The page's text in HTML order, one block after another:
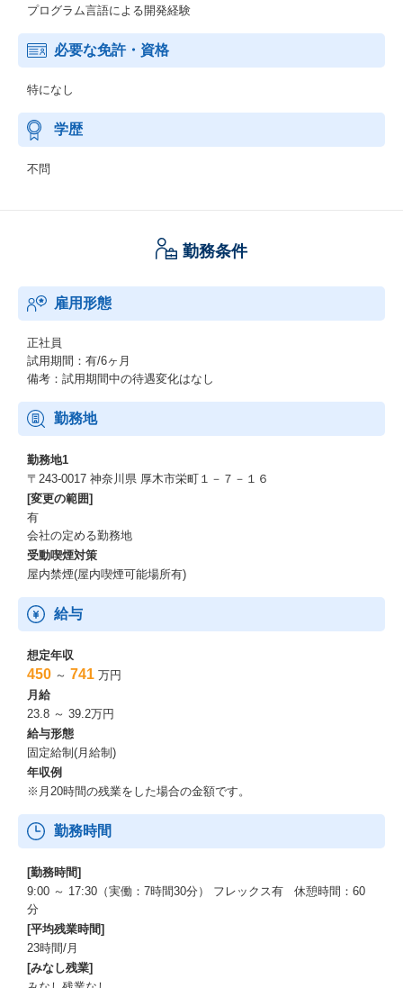
プログラム言語による開発経験
必要な免許・資格
特になし
学歴
不問
勤務条件
雇用形態
正社員
試用期間：有/6ヶ月
備考：試用期間中の待遇変化はなし
勤務地
勤務地1
〒243‐0017 神奈川県 厚木市栄町１－７－１６
[変更の範囲]
有
会社の定める勤務地
受動喫煙対策
屋内禁煙(屋内喫煙可能場所有)
給与
想定年収
450 ～ 741 万円
月給
23.8 ～ 39.2万円
給与形態
固定給制(月給制)
年収例
※月20時間の残業をした場合の金額です。
勤務時間
[勤務時間]
9:00 ～ 17:30（実働：7時間30分） フレックス有 休憩時間：60
分
[平均残業時間]
23時間/月
[みなし残業]